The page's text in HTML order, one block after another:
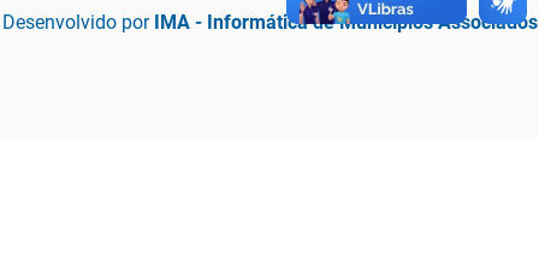
Desenvolvido por IMA - Informática de Municípios Associados